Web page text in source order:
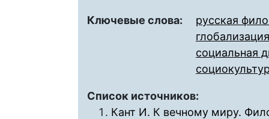
Ключевые слова:
русская
глобализация
социальная
Список источников:
Кант И. К вечному миру.